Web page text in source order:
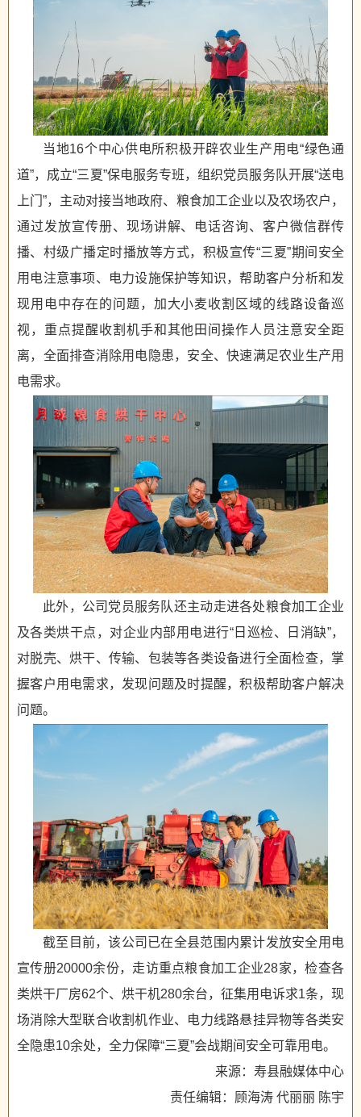
当地16个中心供电所积极开辟农业生产用电“绿色通
道”，成立“三夏”保电服务专班，组织党员服务队开展“送电
上门”，主动对接当地政府、粮食加工企业以及农场农户，
通过发放宣传册、现场讲解、电话咨询、客户微信群传
播、村级广播定时播放等方式，积极宣传“三夏”期间安全
用电注意事项、电力设施保护等知识，帮助客户分析和发
现用电中存在的问题，加大小麦收割区域的线路设备巡
视，重点提醒收割机手和其他田间操作人员注意安全距
离，全面排查消除用电隐患，安全、快速满足农业生产用
电需求。
此外，公司党员服务队还主动走进各处粮食加工企业
及各类烘干点，对企业内部用电进行“日巡检、日消缺”，
对脱壳、烘干、传输、包装等各类设备进行全面检查，掌
握客户用电需求，发现问题及时提醒，积极帮助客户解决
问题。
截至目前，该公司已在全县范围内累计发放安全用电
宣传册20000余份，走访重点粮食加工企业28家，检查各
类烘干厂房62个、烘干机280余台，征集用电诉求1条，现
场消除大型联合收割机作业、电力线路悬挂异物等各类安
全隐患10余处，全力保障“三夏”会战期间安全可靠用电。
来源：寿县融媒体中心
责任编辑：顾海涛 代丽丽 陈宇